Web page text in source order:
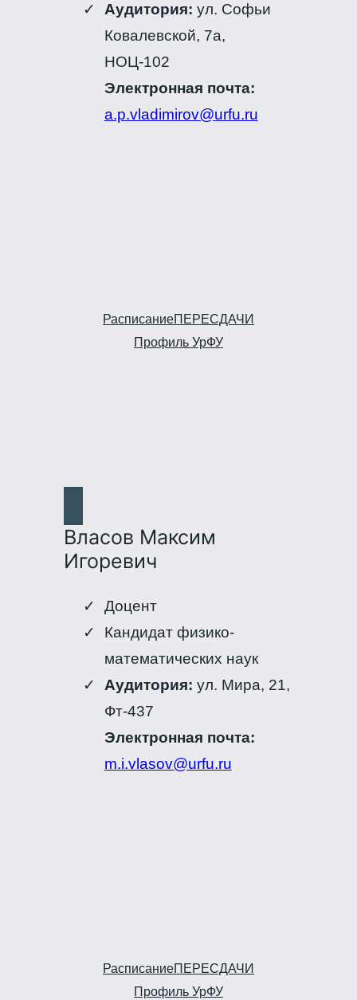
Аудитория: ул. Софьи
Ковалевской, 7а,
НОЦ-102
Электронная почта:
a.p.vladimirov@urfu.ru
РасписаниеПЕРЕСДАЧИ
Профиль УрФУ
Власов Максим
Игоревич
Доцент
Кандидат физико-
математических наук
Аудитория: ул. Мира, 21,
Фт-437
Электронная почта:
m.i.vlasov@urfu.ru
РасписаниеПЕРЕСДАЧИ
Профиль УрФУ